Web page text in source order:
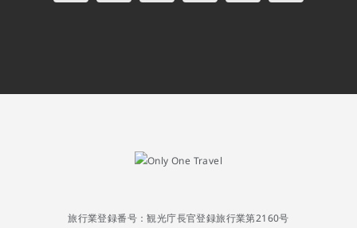
旅行業登録番号：観光庁長官登録旅行業第2160号